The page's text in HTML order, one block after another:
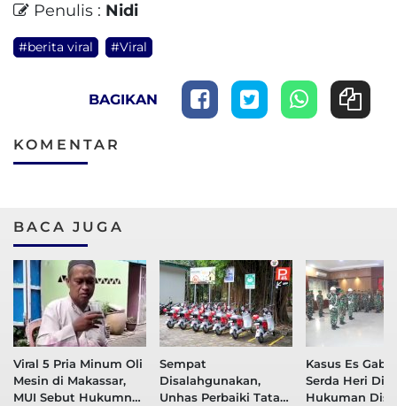
Penulis : Nidi
#berita viral #Viral
BAGIKAN
KOMENTAR
BACA JUGA
Viral 5 Pria Minum Oli
Mesin di Makassar,
MUI Sebut Hukumnya
Sempat
Disalahgunakan,
Unhas Perbaiki Tata
Kasus Es
Serda Heri
Hukuman